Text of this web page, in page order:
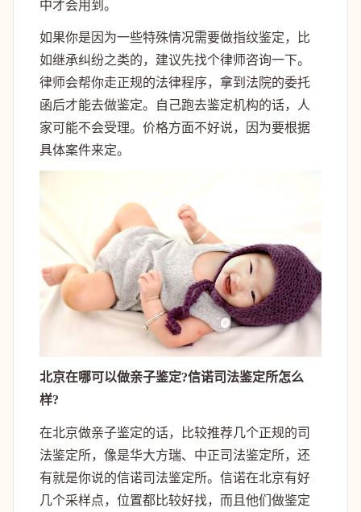
中才会用到。
如果你是因为一些特殊情况需要做指纹鉴定，比
如继承纠纷之类的，建议先找个律师咨询一下。
律师会帮你走正规的法律程序，拿到法院的委托
函后才能去做鉴定。自己跑去鉴定机构的话，人
家可能不会受理。价格方面不好说，因为要根据
具体案件来定。
北京在哪可以做亲子鉴定?信诺司法鉴定所怎么
样?
在北京做亲子鉴定的话，比较推荐几个正规的司
法鉴定所，像是华大方瑞、中正司法鉴定所，还
有就是你说的信诺司法鉴定所。信诺在北京有好
几个采样点，位置都比较好找，而且他们做鉴定